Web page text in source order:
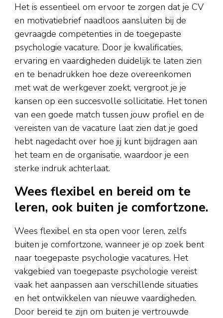
Het is essentieel om ervoor te zorgen dat je CV
en motivatiebrief naadloos aansluiten bij de
gevraagde competenties in de toegepaste
psychologie vacature. Door je kwalificaties,
ervaring en vaardigheden duidelijk te laten zien
en te benadrukken hoe deze overeenkomen
met wat de werkgever zoekt, vergroot je je
kansen op een succesvolle sollicitatie. Het tonen
van een goede match tussen jouw profiel en de
vereisten van de vacature laat zien dat je goed
hebt nagedacht over hoe jij kunt bijdragen aan
het team en de organisatie, waardoor je een
sterke indruk achterlaat.
Wees flexibel en bereid om te
leren, ook buiten je comfortzone.
Wees flexibel en sta open voor leren, zelfs
buiten je comfortzone, wanneer je op zoek bent
naar toegepaste psychologie vacatures. Het
vakgebied van toegepaste psychologie vereist
vaak het aanpassen aan verschillende situaties
en het ontwikkelen van nieuwe vaardigheden.
Door bereid te zijn om buiten je vertrouwde